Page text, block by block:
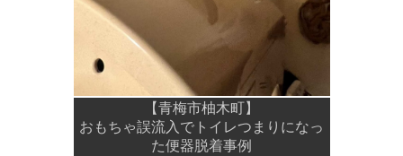
【青梅市柚木町】
おもちゃ誤流入でトイレつまりになっ
た便器脱着事例